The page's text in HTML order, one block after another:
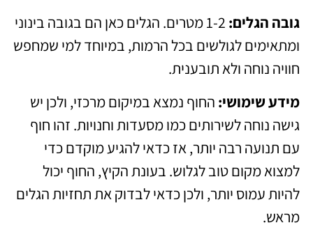
גובה הגלים:
1-2 מטרים. הגלים כאן הם בגובה בינוני
ומתאימים לגולשים בכל הרמות, במיוחד למי שמחפש
חוויה נוחה ולא תובענית.
מידע שימושי: החוף נמצא במיקום מרכזי, ולכן יש
גישה נוחה לשירותים כמו מסעדות וחנויות. זהו חוף
עם תנועה רבה יותר, אז כדאי להגיע מוקדם כדי
למצוא מקום טוב לגלוש. בעונת הקיץ, החוף יכול
להיות עמוס יותר, ולכן כדאי לבדוק את תחזיות הגלים
מראש.